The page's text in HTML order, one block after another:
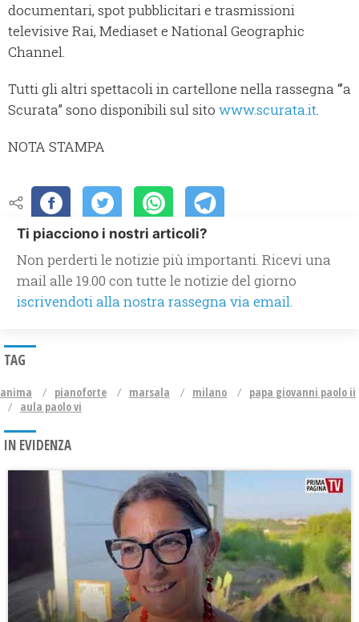
documentari, spot pubblicitari e trasmissioni
televisive Rai, Mediaset e National Geographic
Channel.
Tutti gli altri spettacoli in cartellone nella rassegna “’a
Scurata” sono disponibili sul sito www.scurata.it.
NOTA STAMPA
Ti piacciono i nostri articoli?
Non perderti le notizie più importanti. Ricevi una
mail alle 19.00 con tutte le notizie del giorno
iscrivendoti alla nostra rassegna via email.
TAG
anima pianoforte marsala milano
papa giovanni paolo ii
aula paolo vi
IN EVIDENZA